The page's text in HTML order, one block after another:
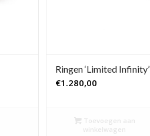
Ringen ‘Limited Infinity’
€1.280,00
Toevoegen aan
winkelwagen